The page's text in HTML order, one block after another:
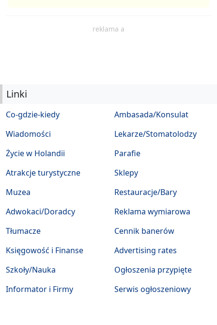
reklama a
Linki
Co-gdzie-kiedy
Wiadomości
Życie w Holandii
Atrakcje turystyczne
Muzea
Ambasada/Konsulat
Lekarze/Stomatolodzy
Parafie
Sklepy
Restauracje/Bary
Adwokaci/Doradcy
Tłumacze
Księgowość i Finanse
Szkoły/Nauka
Informator i Firmy
Reklama wymiarowa
Cennik banerów
Advertising rates
Ogłoszenia przypięte
Serwis ogłoszeniowy